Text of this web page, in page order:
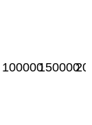
100000150000